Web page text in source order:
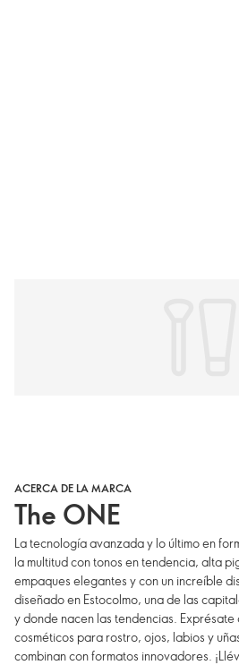
ACERCA DE LA MARCA
The ONE
La tecnología avanzada y lo último en
la multitud con tonos en tendencia, alta
empaques elegantes y con un increíble
diseñado en Estocolmo, una de las
y donde nacen las tendencias.
cosméticos para rostro, ojos, labios y
combinan con formatos innovadores.